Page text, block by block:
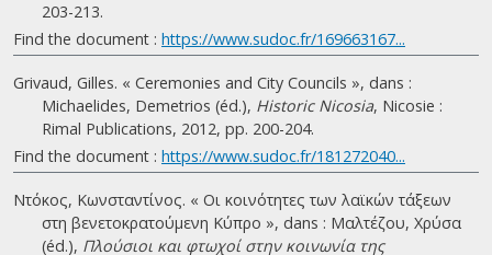
203-213.
Find the document : https://www.sudoc.fr/169663167...
Grivaud, Gilles. « Ceremonies and City Councils », dans :
Michaelides, Demetrios (éd.), Historic Nicosia, Nicosie :
Rimal Publications, 2012, pp. 200-204.
Find the document : https://www.sudoc.fr/181272040...
Ντόκος, Κωνσταντίνος. « Οι κοινότητες των λαϊκών τάξεων
στη βενετοκρατούμενη Κύπρο », dans : Μαλτέζου, Χρύσα
(éd.), Πλούσιοι και φτωχοί στην κοινωνία της